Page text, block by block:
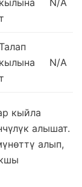
кылына
N/A
кылына
N/A
кыйла
алышат.
алып,